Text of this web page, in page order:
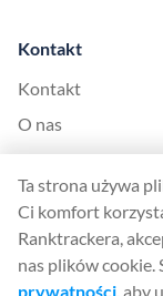
Kontakt
Kontakt
O nas
Ranktracker Ltd
144A Clerkenwell
London, EC1R 5DF
Ta strona używa
Ci komfort
Ranktrackera,
nas plików cookie.
prywatności, aby